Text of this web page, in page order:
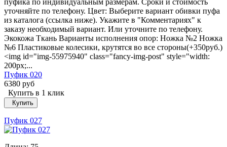
уточняйте по телефону. Цвет: Выберите вариант обивки пуфа
из каталога (ссылка ниже). Укажите в "Комментариях" к
заказу необходимый вариант. Или уточните по телефону.
Экокожа Ткань Варианты исполнения опор: Ножка №2 Ножка
№6 Пластиковые колесики, крутятся во все стороны(+350руб.)
<img id="img-55975940" class="fancy-img-post" style="width:
200px;...
Пуфик 020
6380 руб
Купить в 1 клик
Купить
Пуфик 027